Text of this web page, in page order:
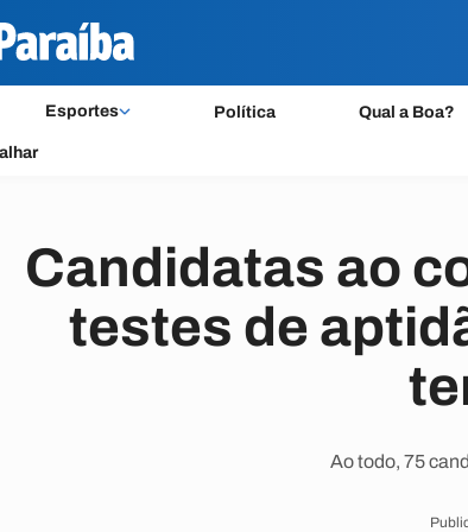
Esportes Política Qual a Boa?
Candidatas ao
testes de
Ao todo, 75